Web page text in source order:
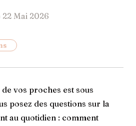
22 Mai 2026
vos proches est sous
posez des questions sur la
au quotidien : comment